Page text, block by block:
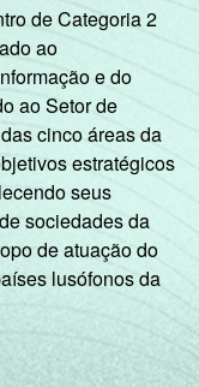
de Categoria 2
ao
e do
ao Setor de
cinco áreas da
estratégicos
seus
sociedades da
de atuação do
lusófonos da